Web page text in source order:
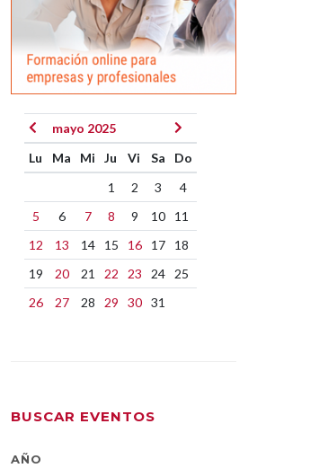
mayo 2025
Lu
Ma Mi Ju Vi Sa
Do
1
2 3
4
5
6 7 8 9 10
11
12
13 14 15 16 17
18
19
20 21 22 23 24
25
26
27 28 29 30 31
BUSCAR EVENTOS
AÑO